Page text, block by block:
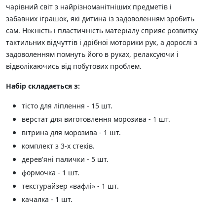
чарівний світ з найрізноманітніших предметів і
забавних іграшок, які дитина із задоволенням зробить
сам. Ніжність і пластичність матеріалу сприяє розвитку
тактильних відчуттів і дрібної моторики рук, а дорослі з
задоволенням помнуть його в руках, релаксуючи і
відволікаючись від побутових проблем.
Набір складається з:
тісто для ліплення - 15 шт.
верстат для виготовлення морозива - 1 шт.
вітрина для морозива - 1 шт.
комплект з 3-х стеків.
дерев'яні палички - 5 шт.
формочка - 1 шт.
текстурайзер «вафлі» - 1 шт.
качалка - 1 шт.